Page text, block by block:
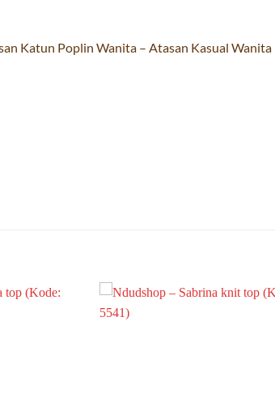
Katun Poplin Wanita – Atasan Kasual Wanita